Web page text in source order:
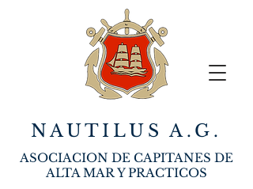
NAUTILUS A.G.
ASOCIACION DE CAPITANES DE
ALTA MAR Y PRACTICOS